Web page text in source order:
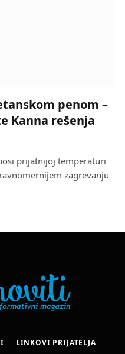
penom –
Kanna rešenja
prijatnijoj temperaturi
zagrevanju
LINKOVI PRIJATELJA